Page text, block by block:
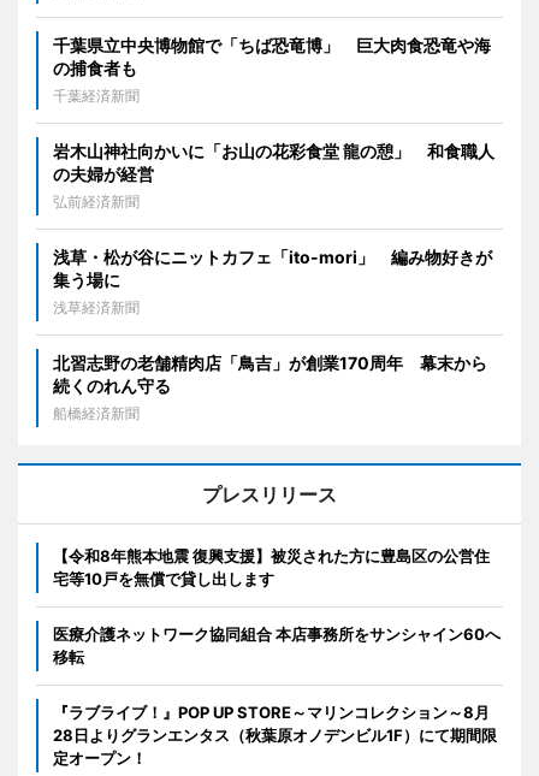
千葉県立中央博物館で「ちば恐竜博」 巨大肉食恐竜や海
の捕食者も
千葉経済新聞
岩木山神社向かいに「お山の花彩食堂 龍の憩」 和食職人
の夫婦が経営
弘前経済新聞
浅草・松が谷にニットカフェ「ito-mori」 編み物好きが
集う場に
浅草経済新聞
北習志野の老舗精肉店「鳥吉」が創業170周年 幕末から
続くのれん守る
船橋経済新聞
プレスリリース
【令和8年熊本地震 復興支援】被災された方に豊島区の公営住
宅等10戸を無償で貸し出します
医療介護ネットワーク協同組合 本店事務所をサンシャイン60へ
移転
『ラブライブ！』POP UP STORE～マリンコレクション～8月
28日よりグランエンタス（秋葉原オノデンビル1F）にて期間限
定オープン！